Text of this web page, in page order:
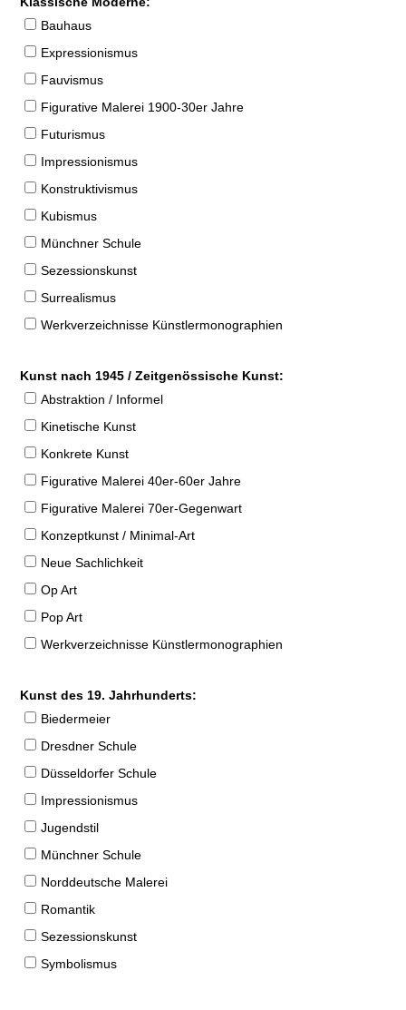
Bauhaus
Expressionismus
Fauvismus
Figurative Malerei 1900-30er Jahre
Futurismus
Impressionismus
Konstruktivismus
Kubismus
Münchner Schule
Sezessionskunst
Surrealismus
Werkverzeichnisse Künstlermonographien
Kunst nach 1945 / Zeitgenössische Kunst:
Abstraktion / Informel
Kinetische Kunst
Konkrete Kunst
Figurative Malerei 40er-60er Jahre
Figurative Malerei 70er-Gegenwart
Konzeptkunst / Minimal-Art
Neue Sachlichkeit
Op Art
Pop Art
Werkverzeichnisse Künstlermonographien
Kunst des 19. Jahrhunderts:
Biedermeier
Dresdner Schule
Düsseldorfer Schule
Impressionismus
Jugendstil
Münchner Schule
Norddeutsche Malerei
Romantik
Sezessionskunst
Symbolismus